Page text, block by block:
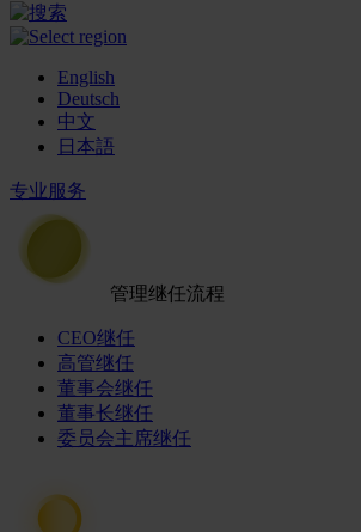
English
Deutsch
中文
日本語
专业服务
管理继任流程
CEO继任
高管继任
董事会继任
董事长继任
委员会主席继任